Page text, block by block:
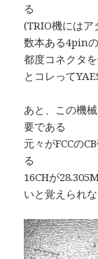
る
(TRIO機にはア
数本ある4pin
都度コネクタ
とコレって
あと、この機
要である
元々がFCCの
る
16CHが
いと覚えられ